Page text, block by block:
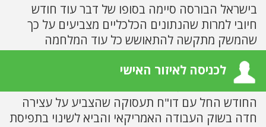
לכניסה לאיזור האישי
בישראל הבורסה סיימה בסופו של דבר עוד חודש
חיובי למרות שהנתונים הכלכליים מצביעים על כך
שהמשק מתקשה להתאושש כל עוד המלחמה
נמשכת.
התפתחויות בעולם
החודש החל עם דו"ח תעסוקה שהצביע על עצירה
חדה בשוק העבודה האמריקאי והביא לשינוי בתפיסת